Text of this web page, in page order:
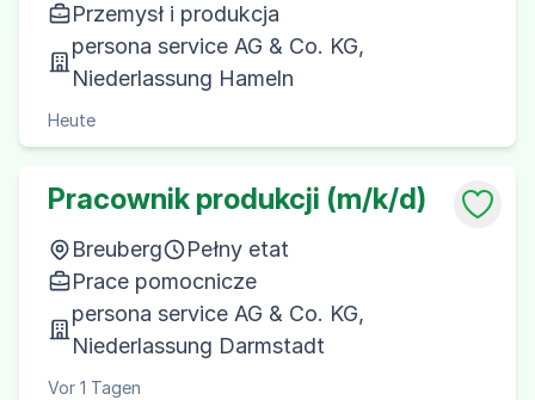
Przemysł i produkcja
persona service AG & Co. KG,
Niederlassung Hameln
Heute
Pracownik produkcji (m/k/d)
Breuberg
Pełny etat
Prace pomocnicze
persona service AG & Co. KG,
Niederlassung Darmstadt
Vor 1 Tagen